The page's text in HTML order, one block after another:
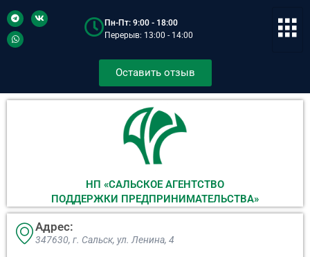
Пн-Пт: 9:00 - 18:00
Перерыв: 13:00 - 14:00
Оставить отзыв
НП «САЛЬСКОЕ АГЕНТСТВО
ПОДДЕРЖКИ ПРЕДПРИНИМАТЕЛЬСТВА»
Адрес:
347630, г. Сальск, ул. Ленина, 4​